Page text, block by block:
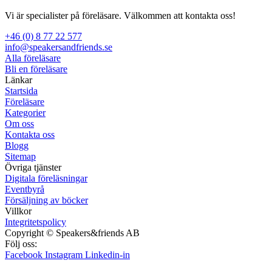
Vi är specialister på föreläsare. Välkommen att kontakta oss!
+46 (0) 8 77 22 577
info@speakersandfriends.se
Alla föreläsare
Bli en föreläsare​
Länkar
Startsida
Föreläsare
Kategorier
Om oss
Kontakta oss
Blogg
Sitemap
Övriga tjänster
Digitala föreläsningar
Eventbyrå
Försäljning av böcker
Villkor
Integritetspolicy
Copyright © Speakers&friends AB
Följ oss:
Facebook Instagram Linkedin-in